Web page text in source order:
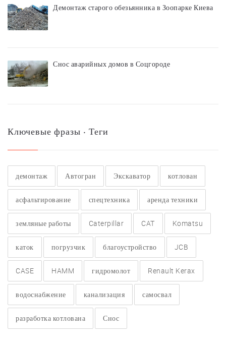
Демонтаж старого обезьянника в Зоопарке Киева
Снос аварийных домов в Соцгороде
Ключевые фразы ‧ Теги
демонтаж Автогран Экскаватор котлован
асфальтирование спецтехника аренда техники
земляные работы Caterpillar CAT Komatsu
каток погрузчик благоустройство JCB
CASE HAMM гидромолот Renault Kerax
водоснабжение канализация самосвал
разработка котлована Снос